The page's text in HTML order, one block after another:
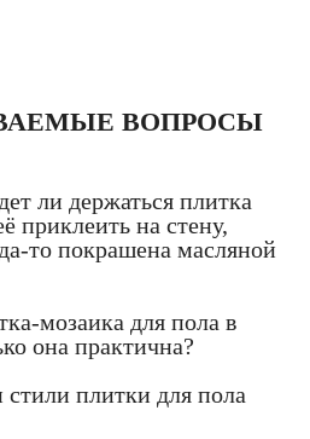
ВОПРОСЫ
ли держаться плитка
приклеить на стену,
то покрашена масляной
мозаика для пола в
она практична?
плитки для пола